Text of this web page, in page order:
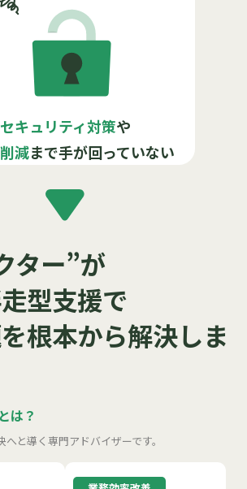
セキュリティ対策や
減まで手が回っていない
ター”が
型支援で
根本から解決しま
は？
と導く専門アドバイザーです。